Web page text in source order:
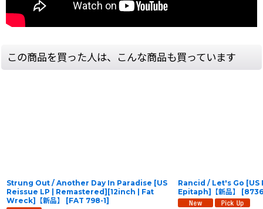
この商品を買った人は、こんな商品も買っています
Strung Out / Another Day In Paradise [US
Reissue LP | Remastered][12inch | Fat
Wreck]【新品】
[FAT 798-1]
Rancid / Let's Go [US
Epitaph]【新品】
[